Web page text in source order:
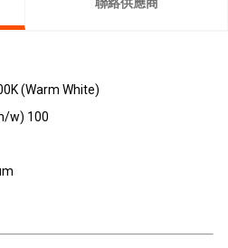
(Warm White)
w) 100